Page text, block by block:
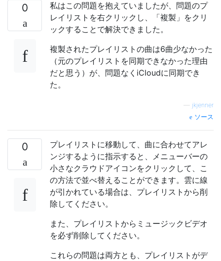
0
私はこの問題を抱えていましたが、問題のプ
レイリストを右クリックし、「複製」をクリ
ックすることで解決できました。
複製されたプレイリストの曲は6曲少なかった
（元のプレイリストを同期できなかった理由
だと思う）が、問題なくiCloudに同期でき
た。
jkjenner
ソース
0
プレイリストに移動して、曲に合わせてアレ
ンジするように指示すると、メニューバーの
小さなクラウドアイコンをクリックして、こ
の方法で並べ替えることができます。雲に線
が引かれている場合は、プレイリストから削
除してください。
また、プレイリストからミュージックビデオ
を必ず削除してください。
これらの問題は両方とも、プレイリストがデ